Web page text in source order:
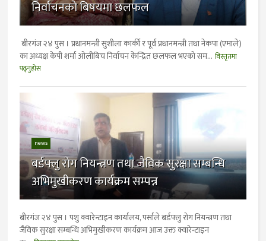
निर्वाचनकाे बिषयमा छलफल
बीरगंज २४ पुस । प्रधानमन्त्री सुशीला कार्की र पूर्व प्रधानमन्त्री तथा नेकपा (एमाले)
का अध्यक्ष केपी शर्मा ओलीबिच निर्वाचन केन्द्रित छलफल भएको सम... विस्तृतमा
पढ्नुहोस
news
बर्डफ्लु राेग नियन्त्रण तथा जैविक सुरक्षा सम्बन्धि
अभिमुखीकरण कार्यक्रम सम्पन्न
बीरगंज २४ पुस । पशु क्वारेन्टाइन कार्यालय, पर्साले बर्डफ्लु राेग नियन्त्रण तथा
जैविक सुरक्षा सम्बन्धि अभिमुखीकरण कार्यक्रम आज उक्त क्वारेन्टाइन